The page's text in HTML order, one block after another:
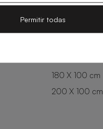
180 X 100 cm
200 X 100 cm
Permitir todas